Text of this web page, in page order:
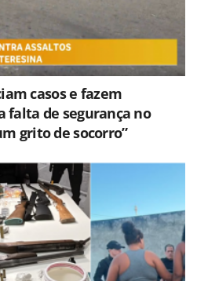
casos e fazem
falta de segurança no
grito de socorro”